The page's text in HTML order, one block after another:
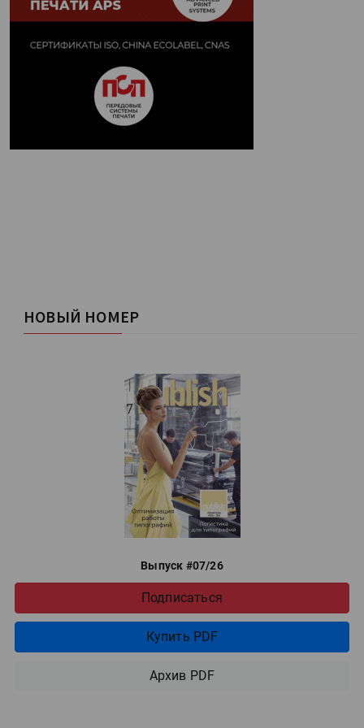
НОВЫЙ НОМЕР
Выпуск #07/26
Подписаться
Купить PDF
Архив PDF